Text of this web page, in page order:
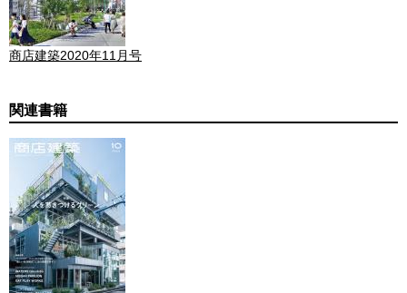
商店建築2020年11月号
関連書籍